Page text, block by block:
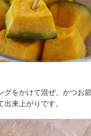
グをかけて混ぜ、かつお
来上がりです。